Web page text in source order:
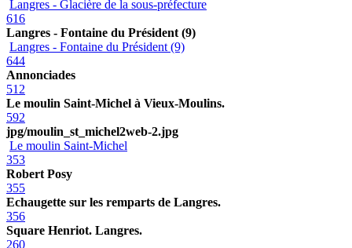
Langres - Glacière de la sous-préfecture
616
Langres - Fontaine du Président (9)
Langres - Fontaine du Président (9)
644
Annonciades
512
Le moulin Saint-Michel à Vieux-Moulins.
592
jpg/moulin_st_michel2web-2.jpg
Le moulin Saint-Michel
353
Robert Posy
355
Echaugette sur les remparts de Langres.
356
Square Henriot. Langres.
260